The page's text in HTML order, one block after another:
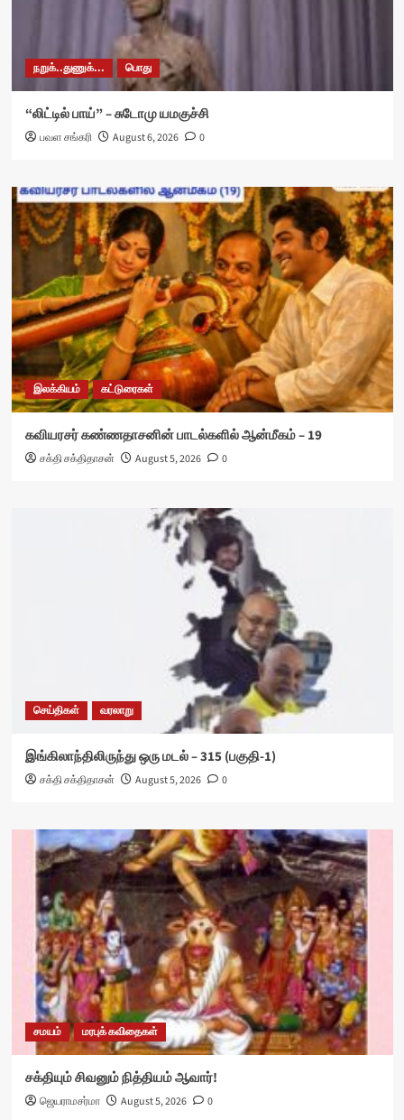
நறுக்..துணுக்... பொது
“லிட்டில் பாய்” – சுடோமு யமகுச்சி
பவள சங்கரி August 6, 2026 0
இலக்கியம் கட்டுரைகள்
கவியரசர் கண்ணதாசனின் பாடல்களில் ஆன்மீகம் – 19
சக்தி சக்திதாசன் August 5, 2026 0
செய்திகள் வரலாறு
இங்கிலாந்திலிருந்து ஒரு மடல் – 315 (பகுதி-1)
சக்தி சக்திதாசன் August 5, 2026 0
சமயம் மரபுக் கவிதைகள்
சக்தியும் சிவனும் நித்தியம் ஆவார்!
ஜெயராமசர்மா August 5, 2026 0